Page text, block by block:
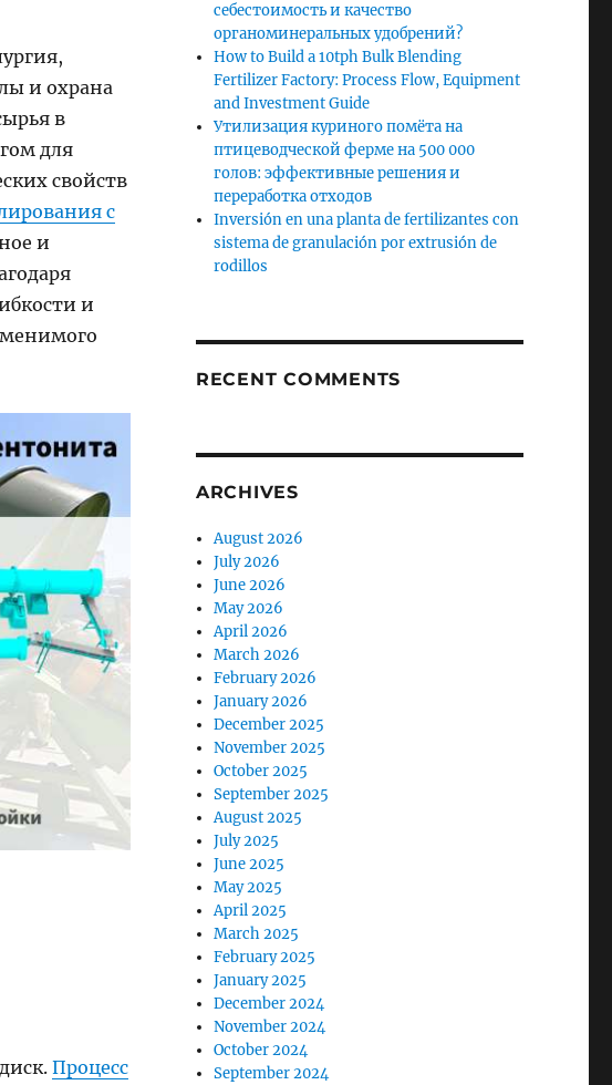
и охрана
в
для
свойств
с
и
и
Процесс
себестоимость и качество
органоминеральных удобрений?
How to Build a 10tph Bulk Blending
Fertilizer Factory: Process Flow, Equipment
and Investment Guide
Утилизация куриного помёта на
птицеводческой ферме на 500 000
голов: эффективные решения и
переработка отходов
Inversión en una planta de fertilizantes con
sistema de granulación por extrusión de
rodillos
RECENT COMMENTS
ARCHIVES
August 2026
July 2026
June 2026
May 2026
April 2026
March 2026
February 2026
January 2026
December 2025
November 2025
October 2025
September 2025
August 2025
July 2025
June 2025
May 2025
April 2025
March 2025
February 2025
January 2025
December 2024
November 2024
October 2024
September 2024